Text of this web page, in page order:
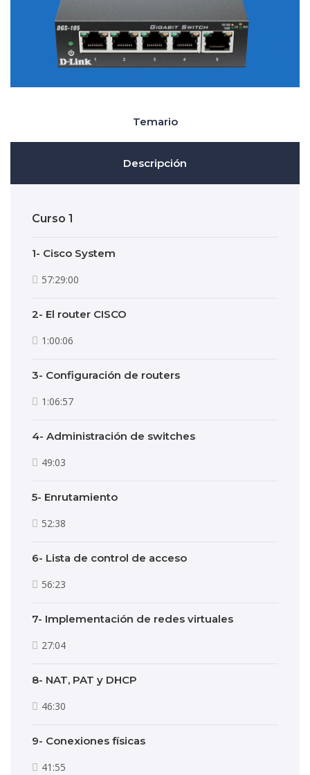
Temario
Descripción
Curso 1
1- Cisco System
57:29:00
2- El router CISCO
1:00:06
3- Configuración de routers
1:06:57
4- Administración de switches
49:03
5- Enrutamiento
52:38
6- Lista de control de acceso
56:23
7- Implementación de redes virtuales
27:04
8- NAT, PAT y DHCP
46:30
9- Conexiones físicas
41:55